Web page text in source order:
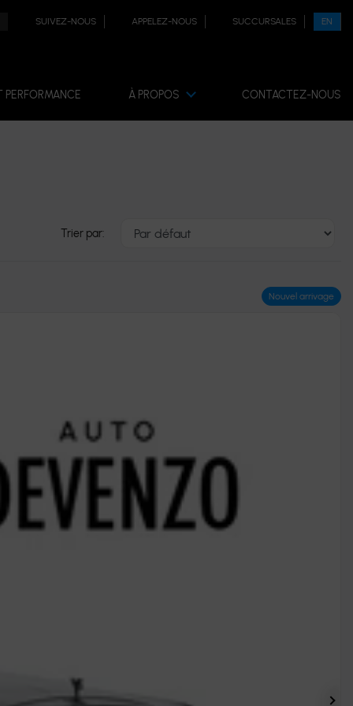
SUIVEZ-NOUS APPELEZ-NOUS SUCCURSALES EN
À PROPOS CONTACTEZ-NOUS
Trier par:
Nouvel arrivage